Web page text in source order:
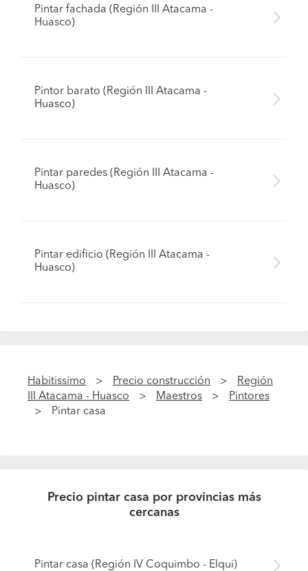
Pintar fachada (Región III Atacama -
Huasco)
Pintor barato (Región III Atacama -
Huasco)
Pintar paredes (Región III Atacama -
Huasco)
Pintar edificio (Región III Atacama -
Huasco)
Habitissimo Precio construcción
Región
III Atacama - Huasco
Maestros
Pintores
Pintar casa
Precio pintar casa por provincias más
cercanas
Pintar casa (Región IV Coquimbo - Elqui)